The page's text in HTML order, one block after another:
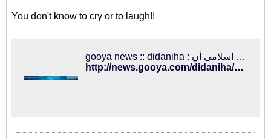
You don't know to cry or to laugh!!
gooya news :: didaniha : تصویر: مقایسه بالگرد جنگی آمریکایی کبرا با ورژن جمهوری اسلامی آن!
http://news.gooya.com/didaniha/archives/2015/04/195910.php